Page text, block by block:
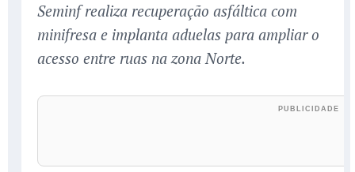
Seminf realiza recuperação asfáltica com
minifresa e implanta aduelas para ampliar o
acesso entre ruas na zona Norte.